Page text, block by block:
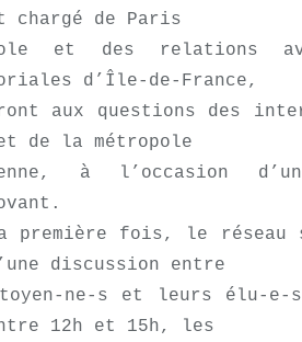
chargé de Paris
et des relations
d’Île-de-France,
aux questions des
de la métropole
à l’occasion
première fois, le réseau
discussion entre
ne-s et leurs élu-
12h et 15h, les